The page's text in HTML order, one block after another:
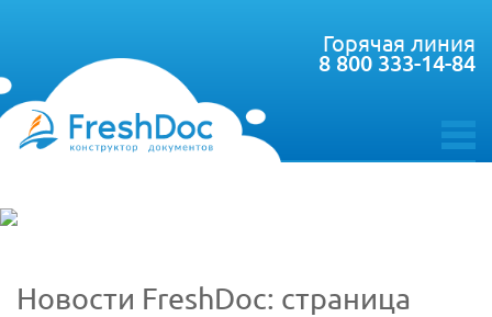
toggle
Горячая линия
8 800 333-14-84
Новости FreshDoc: страница